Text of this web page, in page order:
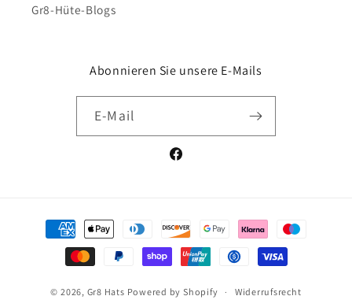
Gr8-Hüte-Blogs
Abonnieren Sie unsere E-Mails
E-Mail
Facebook
Zahlungsmethoden
© 2026, Gr8 Hats Powered by Shopify Widerrufsrecht